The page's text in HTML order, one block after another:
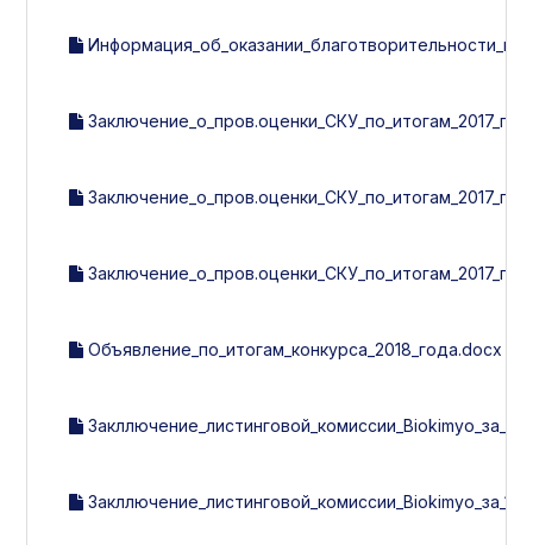
Объявление_по_итогам_конкурса_2018_года.docx